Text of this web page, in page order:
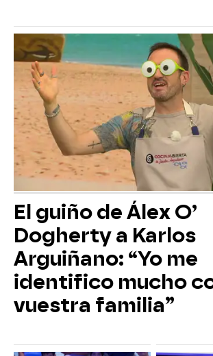
El guiño de Álex O’
Dogherty a Karlos
Arguiñano: “Yo me
identifico mucho
vuestra familia”